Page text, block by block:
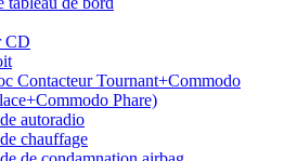
CD
Contacteur Tournant+Commodo
Phare)
autoradio
chauffage